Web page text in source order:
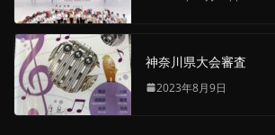
神奈川県大会審査
2023年8月9日